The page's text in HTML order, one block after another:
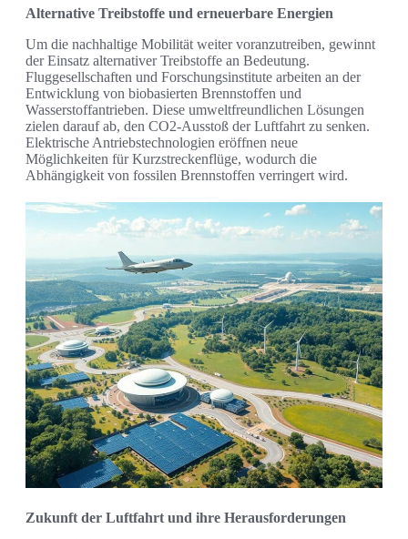
Alternative Treibstoffe und erneuerbare Energien
Um die nachhaltige Mobilität weiter voranzutreiben, gewinnt
der Einsatz alternativer Treibstoffe an Bedeutung.
Fluggesellschaften und Forschungsinstitute arbeiten an der
Entwicklung von biobasierten Brennstoffen und
Wasserstoffantrieben. Diese umweltfreundlichen Lösungen
zielen darauf ab, den CO2-Ausstoß der Luftfahrt zu senken.
Elektrische Antriebstechnologien eröffnen neue
Möglichkeiten für Kurzstreckenflüge, wodurch die
Abhängigkeit von fossilen Brennstoffen verringert wird.
Zukunft der Luftfahrt und ihre Herausforderungen